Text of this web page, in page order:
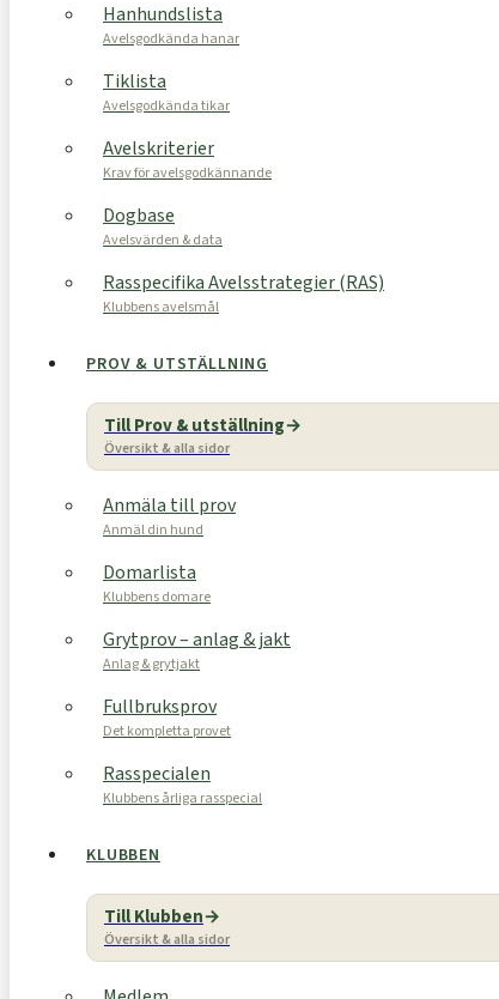
Hanhundslista
Avelsgodkända hanar
Tiklista
Avelsgodkända tikar
Avelskriterier
Krav för avelsgodkännande
Dogbase
Avelsvärden & data
Rasspecifika Avelsstrategier (RAS)
Klubbens avelsmål
PROV & UTSTÄLLNING
Till Prov & utställning
Översikt & alla sidor
Anmäla till prov
Anmäl din hund
Domarlista
Klubbens domare
Grytprov – anlag & jakt
Anlag & grytjakt
Fullbruksprov
Det kompletta provet
Rasspecialen
Klubbens årliga rasspecial
KLUBBEN
Till Klubben
Översikt & alla sidor